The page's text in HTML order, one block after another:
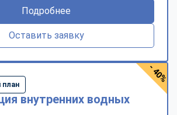
Подробнее
Оставить заявку
план
внутренних водных
- 40%